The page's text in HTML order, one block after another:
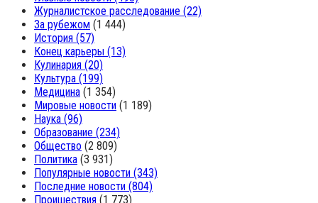
Журналистское расследование (22)
За рубежом (1 444)
История (57)
Конец карьеры (13)
Кулинария (20)
Культура (199)
Медицина (1 354)
Мировые новости (1 189)
Наука (96)
Образование (234)
Общество (2 809)
Политика (3 931)
Популярные новости (343)
Последние новости (804)
Проишествия (1 773)